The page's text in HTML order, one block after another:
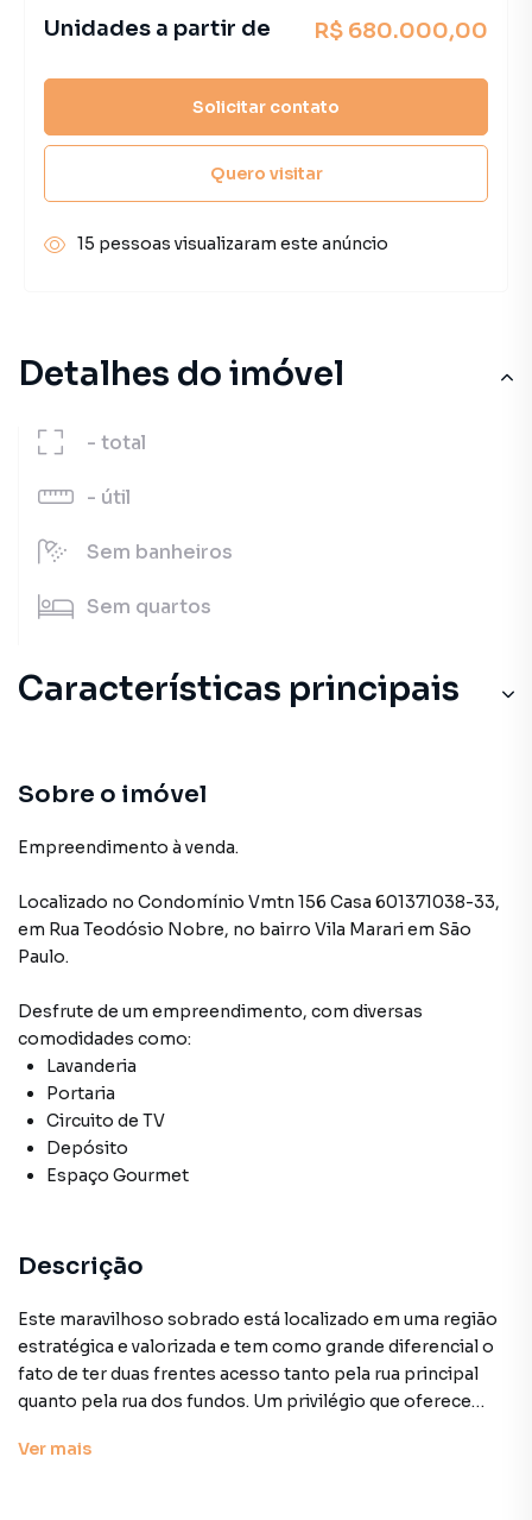
Detalhes do imóvel
- total
- útil
Sem banheiros
Sem quartos
Características principais
Sobre o imóvel
Empreendimento à venda.
Localizado no Condomínio Vmtn 156 Casa 601371038-33,
em Rua Teodósio Nobre, no bairro Vila Marariem São
Paulo.
Desfrute de um empreendimento, com diversas
comodidades como:
Lavanderia
Portaria
Circuito de TV
Depósito
Espaço Gourmet
Descrição
Este maravilhoso sobrado está localizado em uma região
estratégica e valorizada e tem como grande diferencial o
fato de ter duas frentes acesso tanto pela rua principal
quanto pela rua dos fundos. Um privilégio que oferece
com 3 dormitórios amplos todos com armários
Ver mais
Unidades a partir de R$ 680.000,00
Solicitar contato
Quero visitar
15 pessoas visualizaram este anúncio